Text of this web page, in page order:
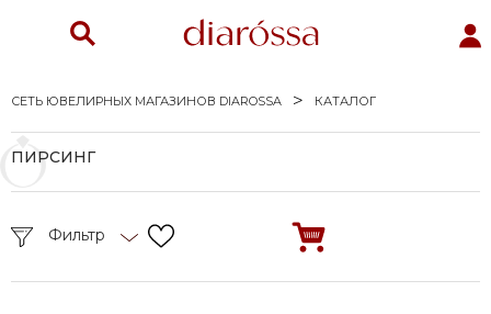
СЕТЬ ЮВЕЛИРНЫХ МАГАЗИНОВ DIAROSSA КАТАЛОГ
ПИРСИНГ
Фильтр